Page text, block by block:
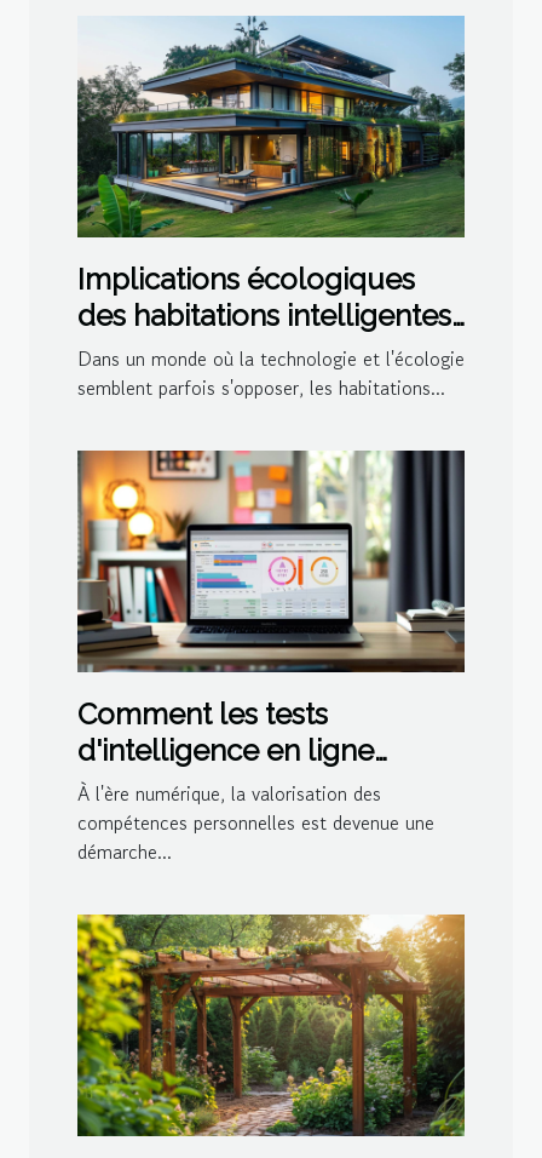
Implications écologiques
des habitations intelligentes
en évolution
Dans un monde où la technologie et l'écologie
semblent parfois s'opposer, les habitations...
Comment les tests
d'intelligence en ligne
peuvent booster votre
carrière
À l'ère numérique, la valorisation des
compétences personnelles est devenue une
démarche...